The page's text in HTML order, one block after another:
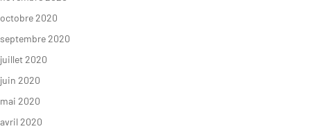
octobre 2020
septembre 2020
juillet 2020
juin 2020
mai 2020
avril 2020